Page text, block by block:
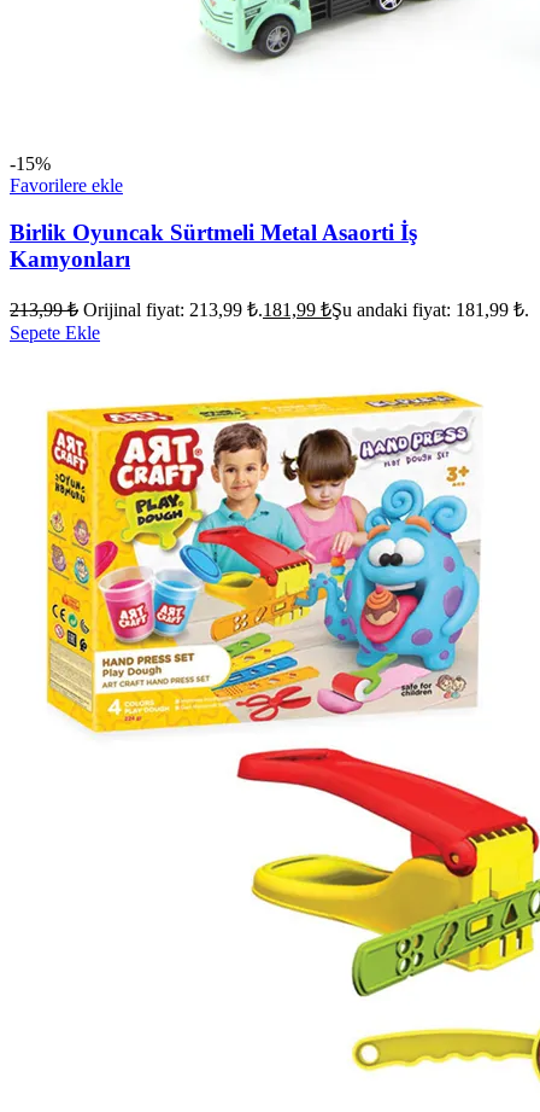
-15%
Favorilere ekle
Birlik Oyuncak Sürtmeli Metal Asaorti İş
Kamyonları
213,99₺ Orijinal fiyat: 213,99 ₺.181,99 ₺Şu andaki fiyat: 181,99 ₺.
Sepete Ekle